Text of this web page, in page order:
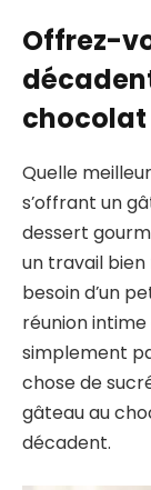
Offrez-
chocolat
Quelle
s’offrant un
dessert
un travail
besoin d’un
réunion
simplement
chose de
gâteau au
décadent.